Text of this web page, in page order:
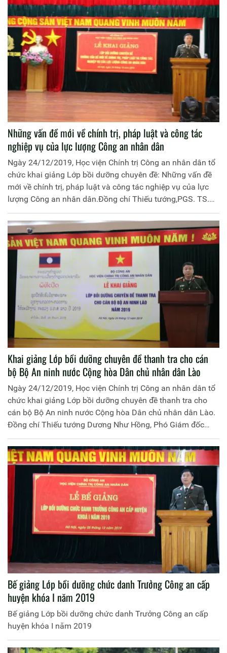
Khai giảng có các đồng chí: Đại tá Bùi Sơn Hiển, Phó Cục
trưởng Cục Đào tạo; đại diện lãnh đạo đơn vị chức năng
của Học viện và Cục Đào tạo cùng 145 học viên tham dự
hai khóa học.
Những vấn đề mới về chính trị, pháp luật và công tác
nghiệp vụ của lực lượng Công an nhân dân
Ngày 24/12/2019, Học viện Chính trị Công an nhân dân tổ
chức khai giảng Lớp bồi dưỡng chuyên đề: Những vấn đề
mới về chính trị, pháp luật và công tác nghiệp vụ của lực
lượng Công an nhân dân.Đồng chí Thiếu tướng,PGS. TS.
Phan Xuân Tuy, Phó Giám đốc Học viện Chính trị Công an
nhân dân chủ trì buổi lễ. Tham dự còn có các đồng chí đại
diện lãnh đạo các đơn vị thuộc Học viện Chính trị Công an
nhân dân cùng 150 học viên của Lớp Bồi dưỡng.
Khai giảng Lớp bồi dưỡng chuyên đề thanh tra cho cán
bộ Bộ An ninh nước Cộng hòa Dân chủ nhân dân Lào
Ngày 24/12/2019, Học viện Chính trị Công an nhân dân tổ
chức khai giảng Lớp bồi dưỡng chuyên đề thanh tra cho
cán bộ Bộ An ninh nước Cộng hòa Dân chủ nhân dân Lào.
Đồng chí Thiếu tướng Dương Như Hồng, Phó Giám đốc
Học viện Chính trị Công an nhân dân chủ trì buổi lễ.
Bế giảng Lớp bồi dưỡng chức danh Trưởng Công an cấp
huyện khóa I năm 2019
Bế giảng Lớp bồi dưỡng chức danh Trưởng Công an cấp
huyện khóa I năm 2019